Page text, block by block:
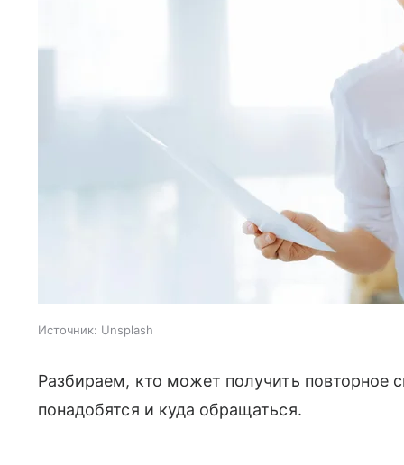
Источник: Unsplash
Разбираем, кто может получить повторное
понадобятся и куда обращаться.